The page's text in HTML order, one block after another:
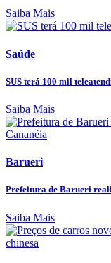
Saiba Mais
Saúde
SUS terá 100 mil
Saiba Mais
Barueri
Prefeitura de Barueri
Saiba Mais